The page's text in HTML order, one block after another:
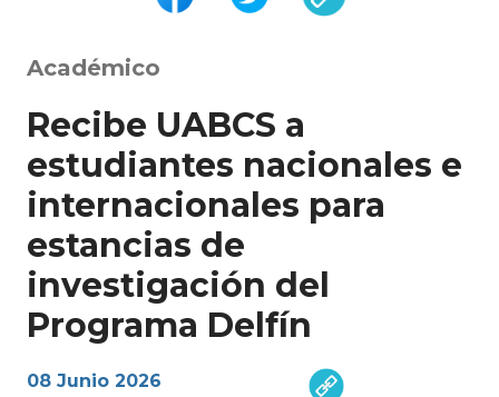
Académico
Recibe UABCS a
estudiantes nacionales e
internacionales para
estancias de
investigación del
Programa Delfín
08 Junio 2026